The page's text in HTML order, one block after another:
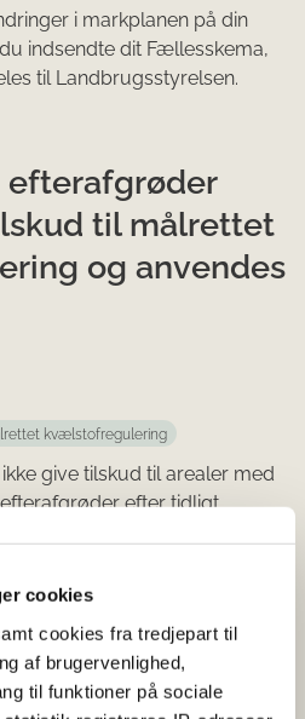
cookies
cookies fra tredjepart til
af brugervenlighed,
til funktioner på sociale
i markplanen på din
indsendte dit Fællesskema,
til Landbrugsstyrelsen.
efterafgrøder
til målrettet
og anvendes
kvælstofregulering
give tilskud til arealer med
efter tidligt
og pleje
Vi
udsendelse